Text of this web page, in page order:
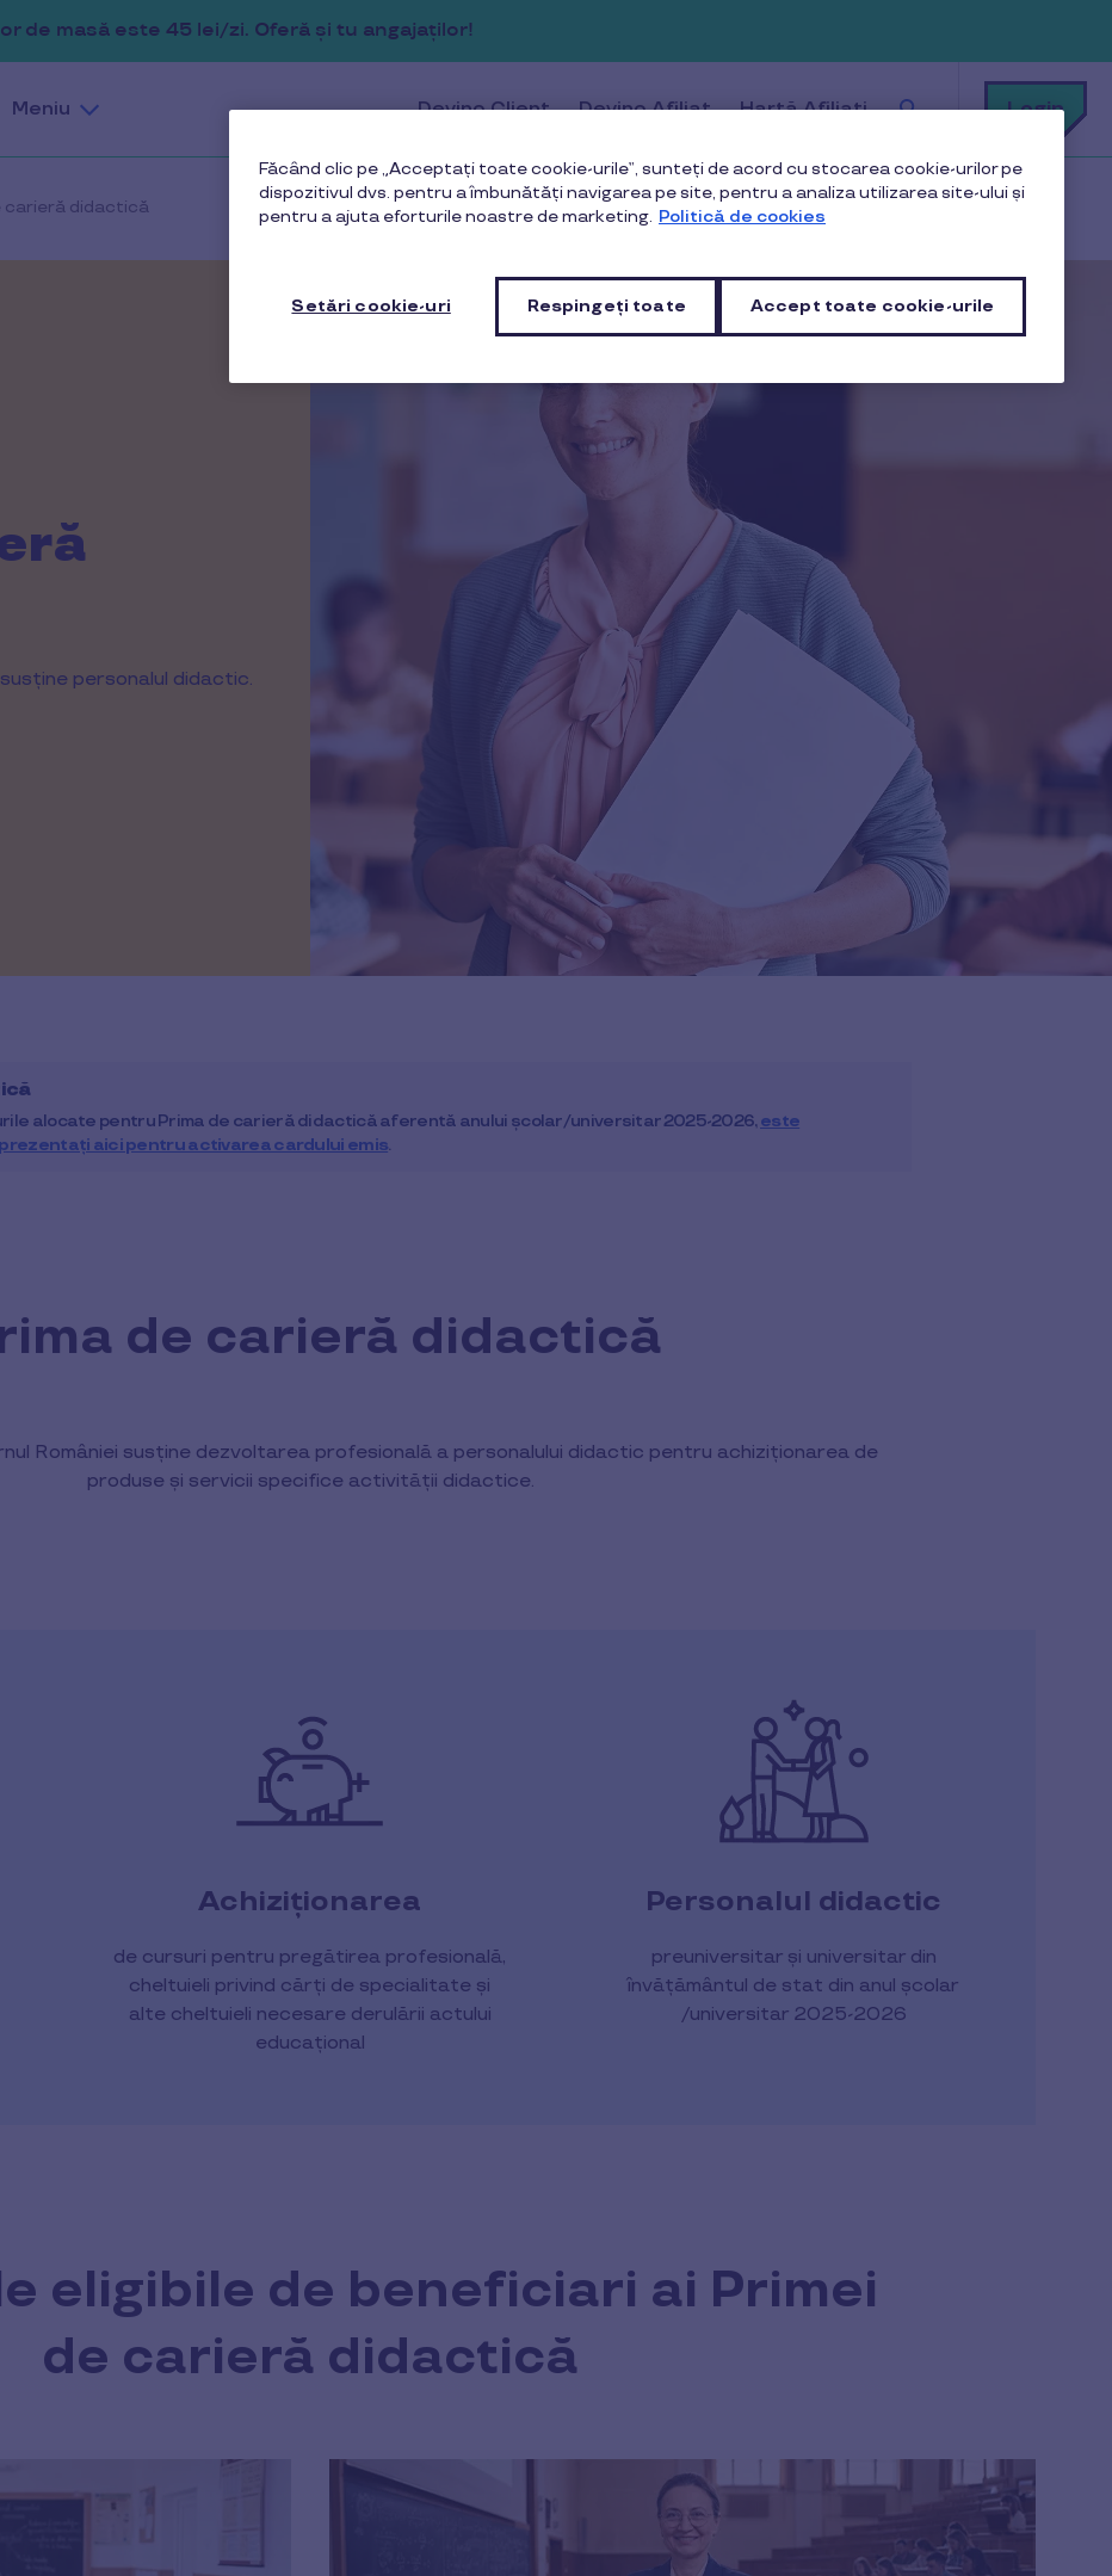
Meniu Devino Client Devino Afiliat Hartă Afiliați
ce
ajuta?
Login
carieră didactică
personalul didactic.
alocate pentru Prima de carieră didactică aferentă anului școlar/universitar 2025-2026,este
aici pentru activarea cardului emis.
de carieră didactică
României susține dezvoltarea profesională a personalului didactic pentru achiziționarea de
produse și servicii specifice activității didactice.
Achiziționarea
de cursuri pentru pregătirea profesională,
cheltuieli privind cărți de specialitate și
alte cheltuieli necesare derulării actului
educațional
Personalul didactic
preuniversitar și universitar din
învățământul de stat din anul școlar
/universitar 2025-2026
eligibile de beneficiari ai Primei
de carieră didactică
de masă este 45 lei/zi. Oferă și tu angajaților!
Făcând clic pe „Acceptați toate cookie-urile”, sunteți de acord cu stocarea cookie-urilor pe
dispozitivul dvs. pentru a îmbunătăți navigarea pe site, pentru a analiza utilizarea site-ului și
pentru a ajuta eforturile noastre de marketing. Politică de cookies
Setări cookie-uri Respingeți toate Accept toate cookie-urile